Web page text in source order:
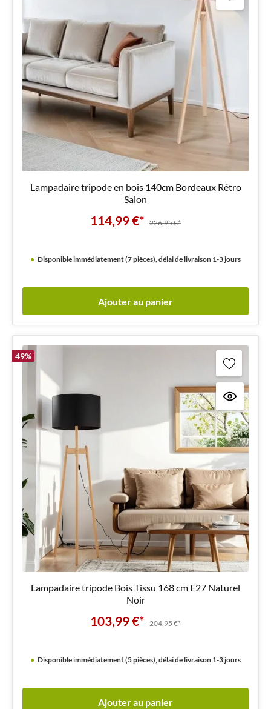
Lampadaire tripode en bois 140cm Bordeaux Rétro
Salon
114,99 €* 226,95 €*
Disponible immédiatement (7 pièces), délai de livraison 1-3 jours
Ajouter au panier
49%
Lampadaire tripode Bois Tissu 168 cm E27 Naturel
Noir
103,99 €* 204,95 €*
Disponible immédiatement (5 pièces), délai de livraison 1-3 jours
Ajouter au panier